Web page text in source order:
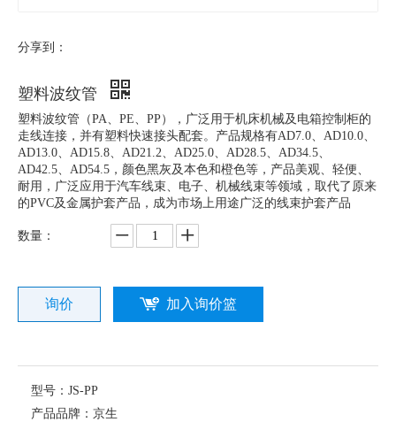
分享到：
塑料波纹管
塑料波纹管（PA、PE、PP），广泛用于机床机械及电箱控制柜的
走线连接，并有塑料快速接头配套。产品规格有AD7.0、AD10.0、
AD13.0、AD15.8、AD21.2、AD25.0、AD28.5、AD34.5、
AD42.5、AD54.5，颜色黑灰及本色和橙色等，产品美观、轻便、
耐用，广泛应用于汽车线束、电子、机械线束等领域，取代了原来
的PVC及金属护套产品，成为市场上用途广泛的线束护套产品
数量：
询价 加入询价篮
型号： JS-PP
产品品牌： 京生